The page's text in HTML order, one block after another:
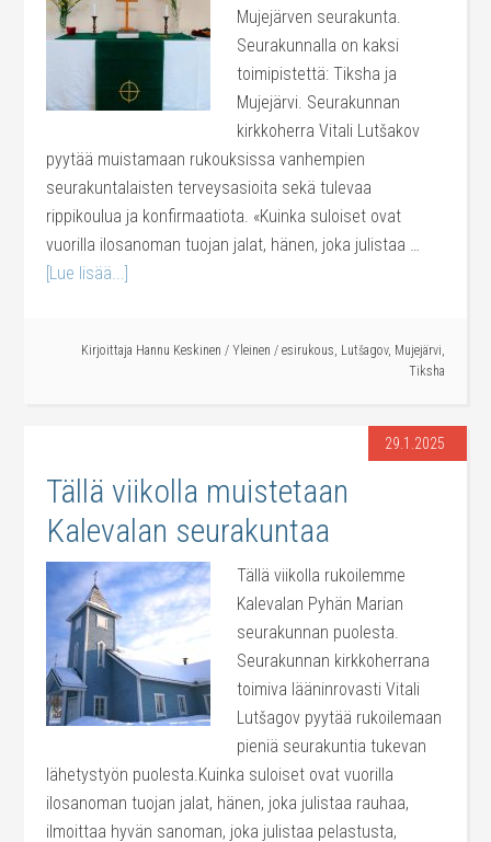
Mujejärven seurakunta.
Seurakunnalla on kaksi
toimipistettä: Tiksha ja
Mujejärvi. Seurakunnan
kirkkoherra Vitali Lutšakov
pyytää muistamaan rukouksissa vanhempien
seurakuntalaisten terveysasioita sekä tulevaa
rippikoulua ja konfirmaatiota. «Kuinka suloiset ovat
vuorilla ilosanoman tuojan jalat, hänen, joka julistaa …
[Lue lisää...]
Kirjoittaja Hannu Keskinen / Yleinen / esirukous, Lutšagov, Mujejärvi,
Tiksha
29.1.2025
Tällä viikolla muistetaan
Kalevalan seurakuntaa
Tällä viikolla rukoilemme
Kalevalan Pyhän Marian
seurakunnan puolesta.
Seurakunnan kirkkoherrana
toimiva lääninrovasti Vitali
Lutšagov pyytää rukoilemaan
pieniä seurakuntia tukevan
lähetystyön puolesta.Kuinka suloiset ovat vuorilla
ilosanoman tuojan jalat, hänen, joka julistaa rauhaa,
ilmoittaa hyvän sanoman, joka julistaa pelastusta,